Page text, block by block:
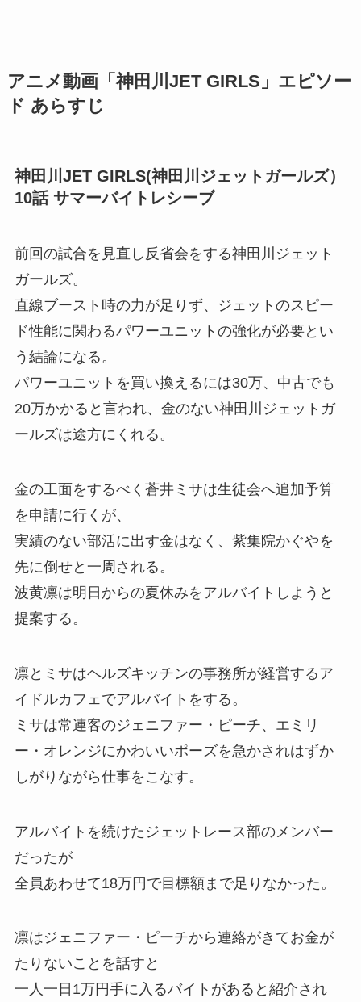
アニメ動画「神田川JET GIRLS」エピソー
ド あらすじ
神田川JET GIRLS(神田川ジェットガールズ）
10話 サマーバイトレシーブ
前回の試合を見直し反省会をする神田川ジェット
ガールズ。
直線ブースト時の力が足りず、ジェットのスピー
ド性能に関わるパワーユニットの強化が必要とい
う結論になる。
パワーユニットを買い換えるには30万、中古でも
20万かかると言われ、金のない神田川ジェットガ
ールズは途方にくれる。
金の工面をするべく蒼井ミサは生徒会へ追加予算
を申請に行くが、
実績のない部活に出す金はなく、紫集院かぐやを
先に倒せと一周される。
波黄凛は明日からの夏休みをアルバイトしようと
提案する。
凛とミサはヘルズキッチンの事務所が経営するア
イドルカフェでアルバイトをする。
ミサは常連客のジェニファー・ピーチ、エミリ
ー・オレンジにかわいいポーズを急かされはずか
しがりながら仕事をこなす。
アルバイトを続けたジェットレース部のメンバー
だったが
全員あわせて18万円で目標額まで足りなかった。
凛はジェニファー・ピーチから連絡がきてお金が
たりないことを話すと
一人一日1万円手に入るバイトがあると紹介され